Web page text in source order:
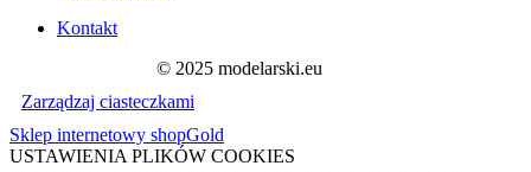
Kontakt
© 2025 modelarski.eu
Zarządzaj ciasteczkami
Sklep internetowy shopGold
USTAWIENIA PLIKÓW COOKIES